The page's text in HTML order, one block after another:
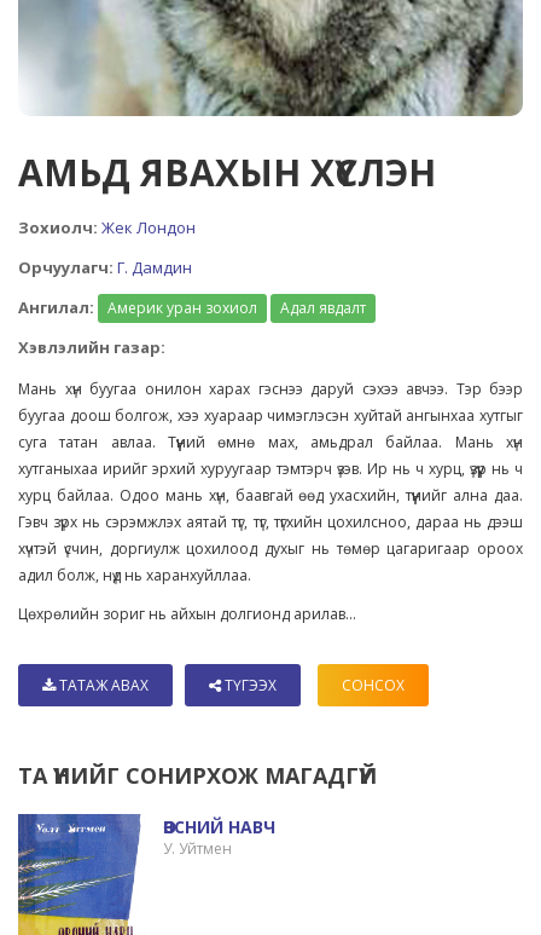
АМЬД ЯВАХЫН ХҮСЛЭН
Зохиолч: Жек Лондон
Орчуулагч: Г. Дамдин
Ангилал:
Америк уран зохиол Адал явдалт
Хэвлэлийн газар:
Мань хүн буугаа онилон харах гэснээ даруй сэхээ авчээ. Тэр бээр
буугаа доош болгож, хээ хуараар чимэглэсэн хуйтай ангынхаа хутгыг
суга татан авлаа. Түүний өмнө мах, амьдрал байлаа. Мань хүн
хутганыхаа ирийг эрхий хуруугаар тэмтэрч үзэв. Ир нь ч хурц, үзүүр нь ч
хурц байлаа. Одоо мань хүн, баавгай өөд ухасхийн, түүнийг ална даа.
Гэвч зүрх нь сэрэмжлэх аятай түг, түг, түгхийн цохилсноо, дараа нь дээш
хүчтэй үсчин, доргиулж цохилоод духыг нь төмөр цагаригаар ороох
адил болж, нүд нь харанхуйллаа.
Цөхрөлийн зориг нь айхын долгионд арилав...
ТАТАЖ АВАХ ТҮГЭЭХ СОНСОХ
ТА ҮҮНИЙГ СОНИРХОЖ МАГАДГҮЙ
ӨВСНИЙ НАВЧ
У. Уйтмен